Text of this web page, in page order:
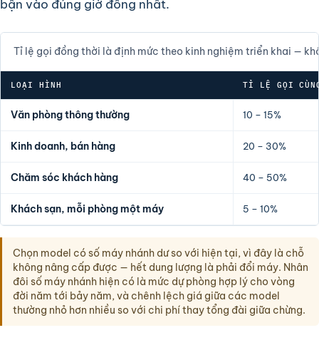
bận vào đúng giờ đông nhất.
Tỉ lệ gọi đồng thời là định mức theo kinh nghiệm triển khai —
LOẠI HÌNH TỈ LỆ GỌI
Văn phòng thông thường 10 – 15%
Kinh doanh, bán hàng 20 – 30%
Chăm sóc khách hàng 40 – 50%
Khách sạn, mỗi phòng một máy 5 – 10%
Chọn model có số máy nhánh dư so với hiện tại, vì đây là chỗ
không nâng cấp được — hết dung lượng là phải đổi máy. Nhân
đôi số máy nhánh hiện có là mức dự phòng hợp lý cho vòng
đời năm tới bảy năm, và chênh lệch giá giữa các model
thường nhỏ hơn nhiều so với chi phí thay tổng đài giữa chừng.